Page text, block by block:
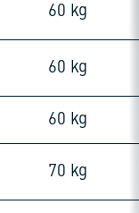
60 kg
60 kg
60 kg
70 kg